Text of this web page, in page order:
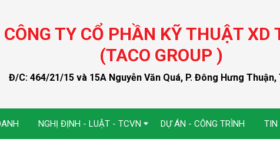
CÔNG TY CỔ PHẦN KỸ THUẬT XD
(TACO GROUP )
Đ/C: 464/21/15 và 15A Nguyễn Văn Quá, P. Đông Hưng Thuận,
NGHỊ ĐỊNH - LUẬT - TCVN DỰ ÁN - CÔNG TRÌNH TIN